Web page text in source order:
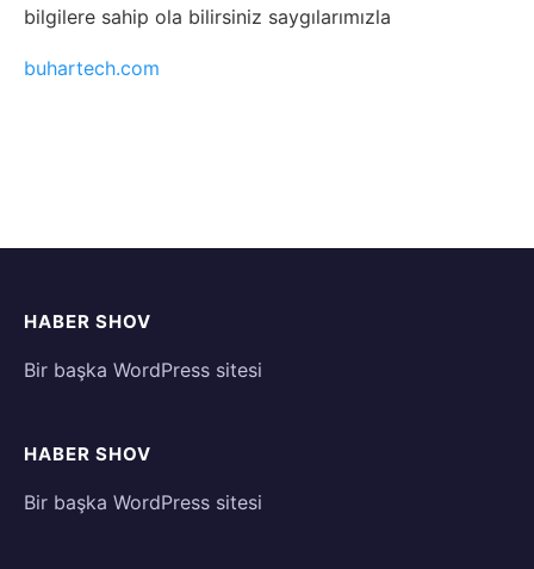
bilgilere sahip ola bilirsiniz saygılarımızla
buhartech.com
HABER SHOV
Bir başka WordPress sitesi
HABER SHOV
Bir başka WordPress sitesi